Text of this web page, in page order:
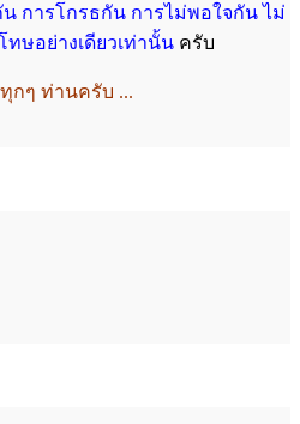
การโกรธกัน การไม่พอใจกัน ไม่
ทษอย่างเดียวเท่านั้น ครับ
กๆ ท่านครับ ...